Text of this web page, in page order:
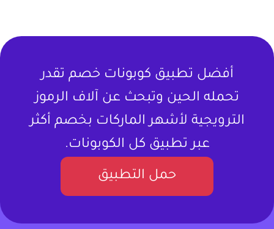
أفضل تطبيق كوبونات خصم تقدر
تحمله الحين وتبحث عن آلاف الرموز
الترويجية لأشهر الماركات بخصم أكثر
عبر تطبيق كل الكوبونات.
حمل التطبيق